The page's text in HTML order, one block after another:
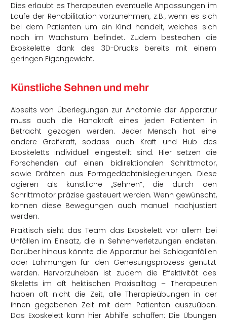
Dies erlaubt es Therapeuten eventuelle Anpassungen im
Laufe der Rehabilitation vorzunehmen, z.B., wenn es sich
bei dem Patienten um ein Kind handelt, welches sich
noch im Wachstum befindet. Zudem bestechen die
Exoskelette dank des 3D-Drucks bereits mit einem
geringen Eigengewicht.
Künstliche Sehnen und mehr
Abseits von Überlegungen zur Anatomie der Apparatur
muss auch die Handkraft eines jeden Patienten in
Betracht gezogen werden. Jeder Mensch hat eine
andere Greifkraft, sodass auch Kraft und Hub des
Exoskeletts individuell eingestellt sind. Hier setzen die
Forschenden auf einen bidirektionalen Schrittmotor,
sowie Drähten aus Formgedächtnislegierungen. Diese
agieren als künstliche „Sehnen“, die durch den
Schrittmotor präzise gesteuert werden. Wenn gewünscht,
können diese Bewegungen auch manuell nachjustiert
werden.
Praktisch sieht das Team das Exoskelett vor allem bei
Unfällen im Einsatz, die in Sehnenverletzungen endeten.
Darüber hinaus könnte die Apparatur bei Schlaganfällen
oder Lähmungen für den Genesungsprozess genutzt
werden. Hervorzuheben ist zudem die Effektivität des
Skeletts im oft hektischen Praxisalltag – Therapeuten
haben oft nicht die Zeit, alle Therapieübungen in der
ihnen gegebenen Zeit mit dem Patienten auszuüben.
Das Exoskelett kann hier Abhilfe schaffen: Die Übungen